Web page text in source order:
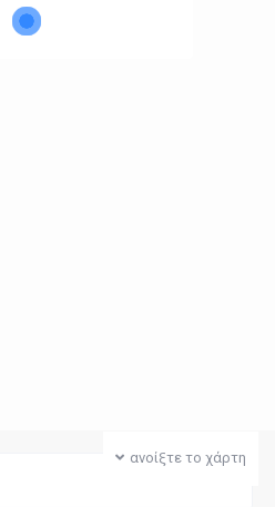
ανοίξτε το χάρτη